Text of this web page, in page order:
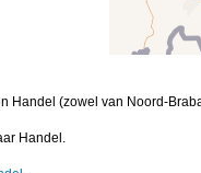
Handel (zowel van Noord-
Handel.